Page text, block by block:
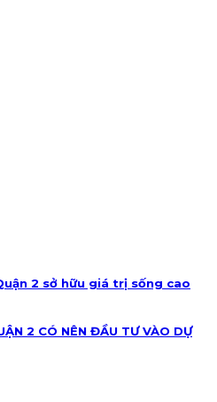
2 sở hữu giá trị sống cao
2 CÓ NÊN ĐẦU TƯ VÀO DỰ